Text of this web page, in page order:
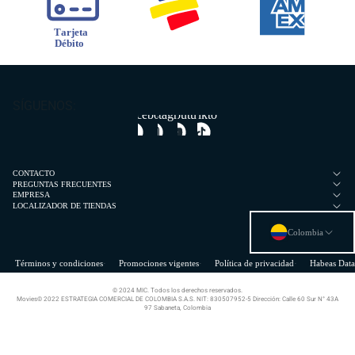
Facebook
Instagram
Youtube
Tiktok
CONTACTO
PREGUNTAS FRECUENTES
EMPRESA
LOCALIZADOR DE TIENDAS
Términos y condiciones Promociones vigentes Política de privacidad Habeas Data
Colombia
© 2024 MIC. Todos los derechos reservados.
Movies© 2022 ESTRATEGIA COMERCIAL DE COLOMBIA S.A.S. NIT: 830507952-5 Dirección: Calle 60 Sur N° 43A
97 Sabaneta, Colombia